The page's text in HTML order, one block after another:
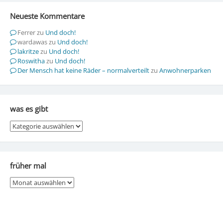
Neueste Kommentare
Ferrerzu Und doch!
wardawaszu Und doch!
lakritzezu Und doch!
Roswithazu Und doch!
Der Mensch hat keine Räder – normalverteiltzu Anwohnerparken
was es gibt
was
es
gibt
früher mal
früher
mal